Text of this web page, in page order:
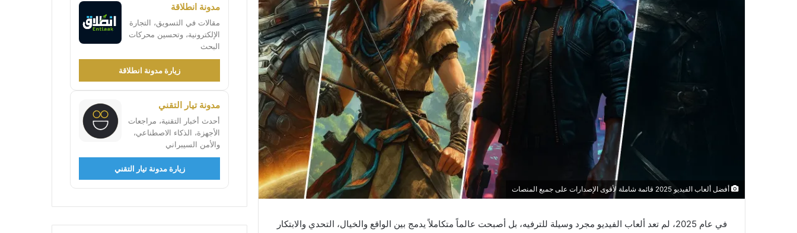
أفضل ألعاب الفيديو 2025 قائمة شاملة لأقوى الإصدارات على جميع المنصات
في عام 2025، لم تعد ألعاب الفيديو مجرد وسيلة للترفيه، بل أصبحت عالماً متكاملاً يدمج بين الواقع والخيال، التحدي والابتكار
مدونة انطلاقة
مقالات في التسويق، التجارة
الإلكترونية، وتحسين محركات
البحث
زيارة مدونة انطلاقة
مدونة تيار التقني
أحدث أخبار التقنية، مراجعات
الأجهزة، الذكاء الاصطناعي،
والأمن السيبراني
زيارة مدونة تيار التقني